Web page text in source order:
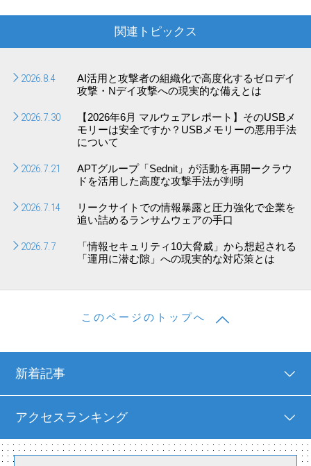
関連トピックス
2026.8.4
AI活用と攻撃者の組織化で高度化するゼロデイ
攻撃・Nデイ攻撃への現実的な備えとは
2026.7.30
【2026年6月 マルウェアレポート】そのUSBメ
モリーは安全ですか？USBメモリーの悪用手法
について
2026.7.21
APTグループ「Sednit」が活動を再開ークラウ
ドを活用した高度な攻撃手法が判明
2026.7.14
リークサイトでの情報暴露と圧力強化で企業を
追い詰めるランサムウェアの手口
2026.7.7
「情報セキュリティ10大脅威」から想起される
「運用に潜む隙」への現実的な対応策とは
このページのトップへ
新着記事
アクセスランキング